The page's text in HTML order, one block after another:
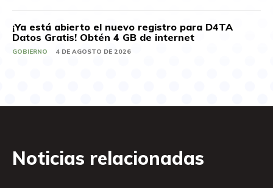
¡Ya está abierto el nuevo registro para D4TA
Datos Gratis! Obtén 4 GB de internet
GOBIERNO 4 DE AGOSTO DE 2026
Noticias relacionadas